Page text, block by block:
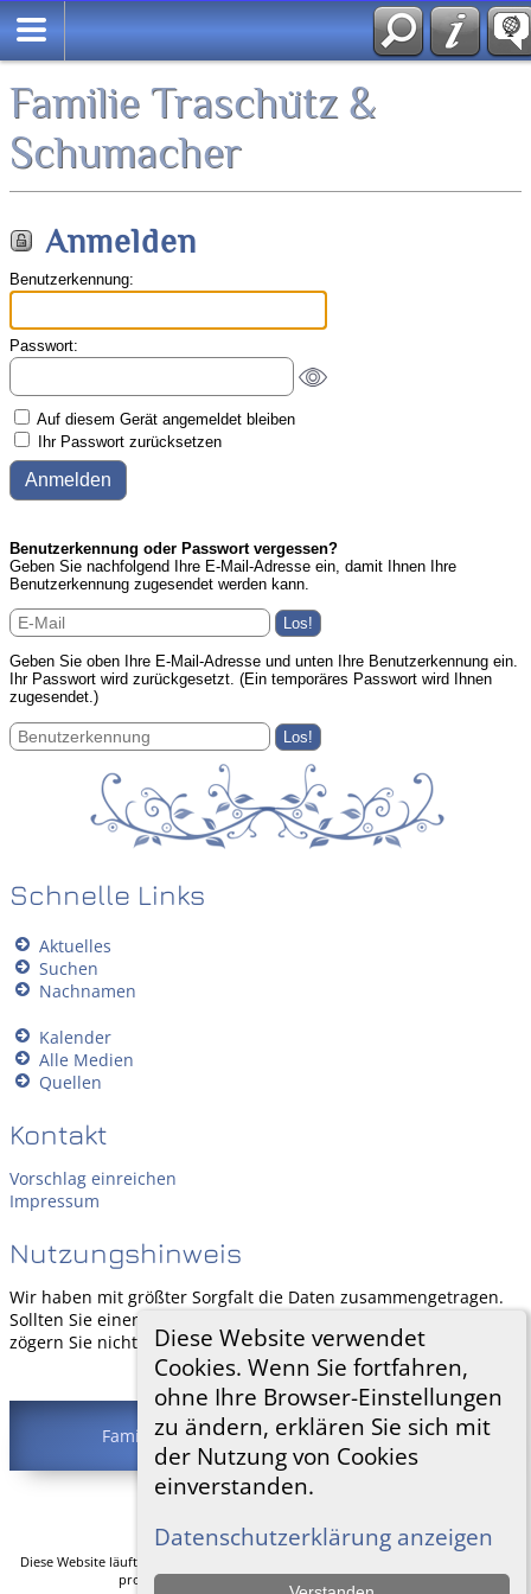
Familie Traschütz &
Schumacher
Diese Website verwendet
Cookies. Wenn Sie fortfahren,
ohne Ihre Browser-Einstellungen
zu ändern, erklären Sie sich mit
der Nutzung von Cookies
einverstanden.
Datenschutzerklärung anzeigen
Anmelden
Benutzerkennung:
Passwort:
Auf diesem Gerät angemeldet bleiben
Ihr Passwort zurücksetzen
Benutzerkennung oder Passwort vergessen?
Geben Sie nachfolgend Ihre E-Mail-Adresse ein, damit Ihnen Ihre
Benutzerkennung zugesendet werden kann.
Geben Sie oben Ihre E-Mail-Adresse und unten Ihre Benutzerkennung ein.
Ihr Passwort wird zurückgesetzt. (Ein temporäres Passwort wird Ihnen
zugesendet.)
Schnelle Links
Aktuelles
Suchen
Nachnamen
Kalender
Alle Medien
Quellen
Kontakt
Vorschlag einreichen
Impressum
Nutzungshinweis
Wir haben mit größter Sorgfalt die Daten zusammengetragen.
Sollten Sie einen Fehler finden oder Daten ergänzen können, so
zögern Sie nicht, uns zukontaktieren
Familie Traschütz & Schumacher©2026
Zur Desktop-Webseite wechseln
Diese Website läuft mit
programmiert von Darrin Lythgoe © 2001-2026.